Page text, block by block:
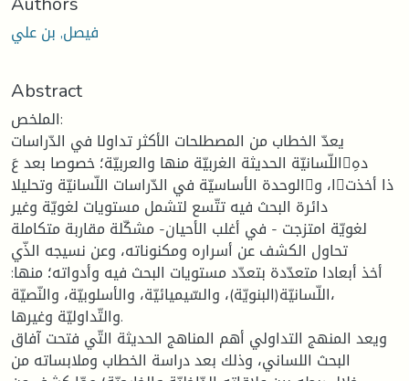
فيصل, بن علي
Abstract
الملخص:
يعدّ الخطاب من المصطلحات الأكثر تداولا في الدّراسات
اللّسانيّة الحديثة الغربيّة منها والعربيّة؛ خصوصا بعد عَدهِ
الوحدة الأساسيّة في الدّراسات اللّسانيّة وتحليلاا، وذا أخذت
دائرة البحث فيه تتّسع لتشمل مستويات لغويّة وغير
لغويّة امتزجت - في أغلب الأحيان- مشكّلة مقاربة متكاملة
تحاول الكشف عن أسراره ومكنوناته، وعن نسيجه الذّي
أخذ أبعادا متعدّدة بتعدّد مستويات البحث فيه وأدواته؛ منها:
اللّسانيّة(البنويّة)، والسّيميائيّة، والأسلوبيّة، والنّصيّة،
والتّداوليّة وغيرها.
ويعد المنهج التداولي أهم المناهج الحديثة التّي فتحت آفاق
البحث اللساني، وذلك بعد دراسة الخطاب وملابساته من